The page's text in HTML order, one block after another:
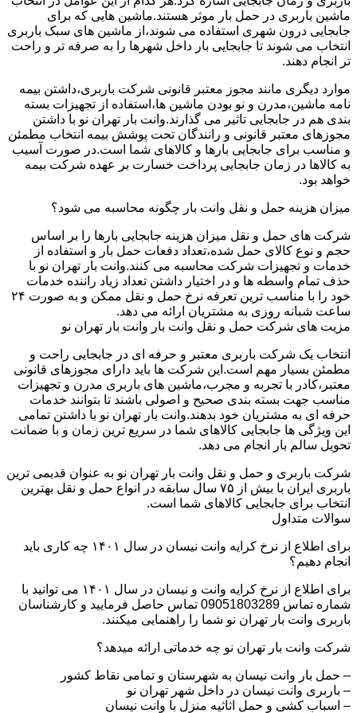
ماشین باربری در حمل بار موثر هستند.ماشین هایی که برای
جابجایی درون شهری استفاده می شوند،از ماشین های سبک باربری
انتخاب می شوند تا جابجایی بار داخل شهرها را به صرفه تر و راحت
تر انجام دهند.
موارد دیگری مانند مجوز معتبر قانونی شرکت باربری،داشتن بیمه
نامه ماشین،مدرن و نو بودن ماشین ها،استفاده از تجهیزات بسته
بندی هم در جابجایی تاثیر می گذارند.وانت بار تهران نو با داشتن
مجوزهای معتبر قانونی و رانندگان تحت پوشش بیمه انتخاب مطمئن
و مناسب برای جابجایی بارها و کالاهای شما است.در صورت آسیب
به کالاها در زمان جابجایی پرداخت خسارت بر عهده شرکت بیمه
خواهد بود.
میزان هزینه حمل و نقل وانت بار چگونه محاسبه می شود؟
شرکت های حمل و نقل میزان هزینه جابجایی بارها را بر اساس
حجم و نوع کالای حمل شده،تعداد دفعات حمل بار و استفاده از
خدمات و تجهیزات شرکت محاسبه می کنند.وانت بار تهران نو با
حذف تمام واسطه ها و در اختیار داشتن تعداد زیاد راننده خدمات
خود را با مناسب ترین تعرفه نرخ حمل و نقل ممکن و به صورت ۲۴
ساعت شبانه روزی به مشتریان ارائه می دهد.
مزیت های شرکت حمل و نقل وانت بار وانت بار تهران نو
انتخاب یک شرکت باربری معتبر و حرفه ای در جابجایی راحت و
مطمئن بسیار مهم است.این شرکت ها باید دارای مجوزهای قانونی
معتبر،کادر با تجربه و مجرب،ماشین های باربری مدرن و تجهیزات
مناسب جهت بسته بندی صحیح و اصولی باشند تا بتوانند خدمات
حرفه ای به مشتریان خود بدهند.وانت بار تهران نو با داشتن تمامی
این ویژگی ها جابجایی کالاهای شما در سریع ترین زمان و با ضمانت
تحویل سالم بار انجام می دهد.
شرکت باربری و حمل و نقل وانت بار تهران نو به عنوان قدیمی ترین
باربری ایران با بیش از ۷۵ سال سابقه در انواع حمل و نقل بهترین
انتخاب برای جابجایی کالاهای شما است.
سوالات متداول
برای اطلاع از نرخ کرایه وانت نیسان در سال ۱۴۰۱ چه کاری باید
انجام دهیم؟
برای اطلاع از نرخ کرایه وانت و نیسان در سال ۱۴۰۱ می توانید با
شماره تماس 09051803289 تماس حاصل فرمایید و کارشناسان
باربری وانت بار تهران نو شما را راهنمایی میکنند.
شرکت وانت بار تهران نو چه خدماتی ارائه میدهد؟
– حمل بار وانت نیسان به شهرستان و تمامی نقاط کشور
– باربری وانت نیسان در داخل شهر تهران نو
– اسباب کشی و حمل اثاثیه منزل با وانت نیسان